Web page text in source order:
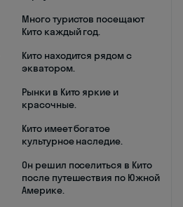
Много туристов посещают
Кито каждый год.
Кито находится рядом с
экватором.
Рынки в Кито яркие и
красочные.
Кито имеет богатое
культурное наследие.
Он решил поселиться в Кито
после путешествия по Южной
Америке.